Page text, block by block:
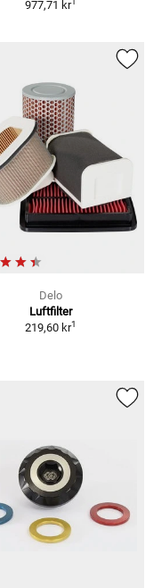
977,71 kr
Delo
Luftfilter
219,60 kr1